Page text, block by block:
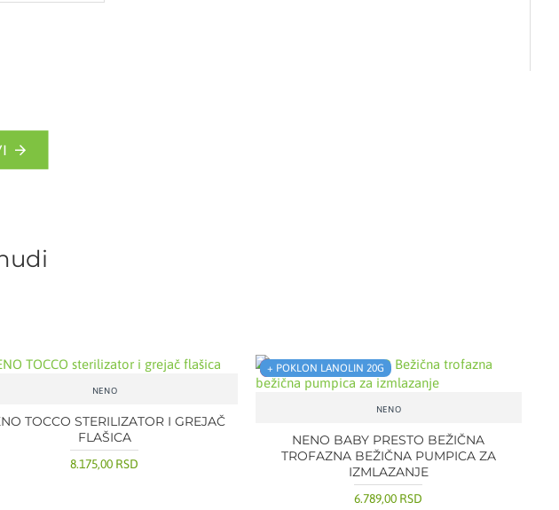
NENO
TOCCO STERILIZATOR I GREJAČ
FLAŠICA
8.175,00 RSD
SUPER CENA
+ POKLON LANOLIN 20G
NENO
NENO BABY PRESTO BEŽIČNA
TROFAZNA BEŽIČNA PUMPICA ZA
IZMLAZANJE
6.789,00 RSD